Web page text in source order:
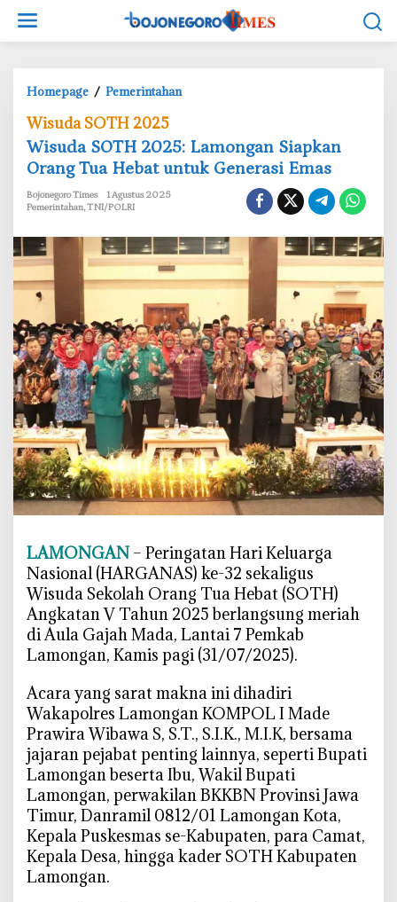
w
Homepage / Pemerintahan
s
u
O
T
H
2
0
2
5
:
L
a
m
o
n
g
a
S
i
a
p
k
a
O
r
a
n
g
T
u
a
H
‎Wisuda SOTH 2025
‎Wisuda SOTH 2025: Lamongan Siapkan
Orang Tua Hebat untuk Generasi Emas
Bojonegoro Times
1 Agustus 2025
Pemerintahan,TNI/POLRI
LAMONGAN– Peringatan Hari Keluarga
Nasional (HARGANAS) ke-32 sekaligus
Wisuda Sekolah Orang Tua Hebat (SOTH)
Angkatan V Tahun 2025 berlangsung meriah
di Aula Gajah Mada, Lantai 7 Pemkab
Lamongan, Kamis pagi (31/07/2025).
‎Acara yang sarat makna ini dihadiri
Wakapolres Lamongan KOMPOL I Made
Prawira Wibawa S, S.T., S.I.K., M.I.K, bersama
jajaran pejabat penting lainnya, seperti Bupati
Lamongan beserta Ibu, Wakil Bupati
Lamongan, perwakilan BKKBN Provinsi Jawa
Timur, Danramil 0812/01 Lamongan Kota,
Kepala Puskesmas se-Kabupaten, para Camat,
Kepala Desa, hingga kader SOTH Kabupaten
Lamongan.